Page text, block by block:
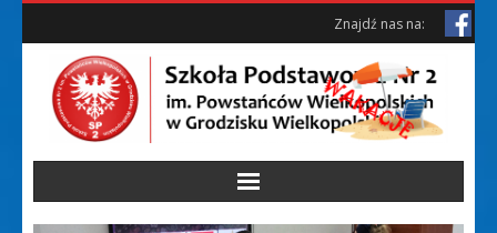
Skip
Skip
Znajdź nas na: